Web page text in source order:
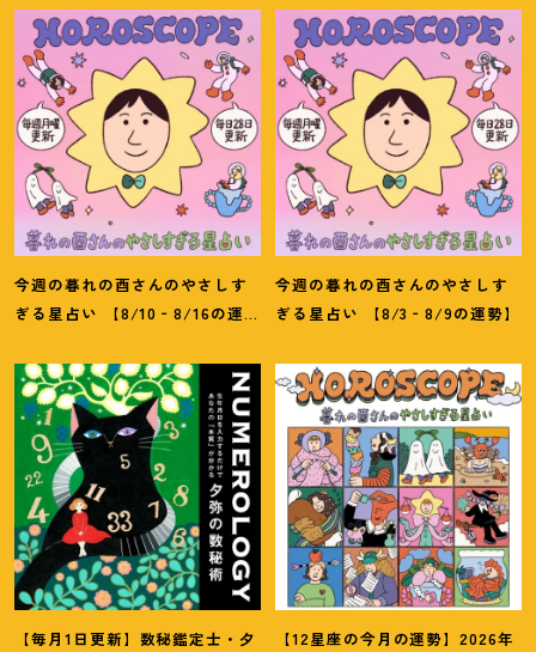
今週の暮れの酉さんのやさしす
ぎる星占い 【8/10‐8/16の運
今週の暮れの酉さんのやさしす
ぎる星占い 【8/3‐8/9の運勢】
【毎月1日更新】数秘鑑定士・夕
【12星座の今月の運勢】2026年